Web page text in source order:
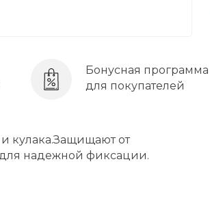
Бонусная программа
для покупателей
кулака.Защищают от
надежной фиксации.